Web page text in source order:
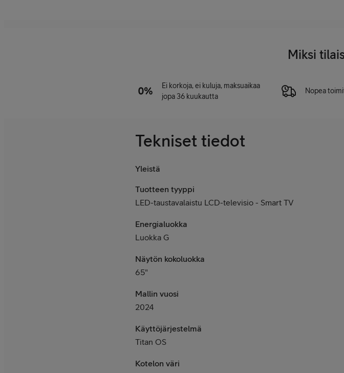
Miksi
Ei korkoja, ei kuluja, maksuaikaa
jopa 36 kuukautta
Nopea
Tekniset tiedot
Yleistä
Tuotteen tyyppi
LED-taustavalaistu LCD-televisio - Smart TV
Energialuokka
Luokka G
Näytön kokoluokka
65"
Mallin vuosi
2024
Käyttöjärjestelmä
Titan OS
Kotelon väri